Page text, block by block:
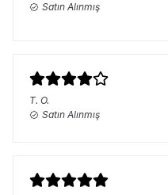
Satın Alınmış
T. O.
Satın Alınmış